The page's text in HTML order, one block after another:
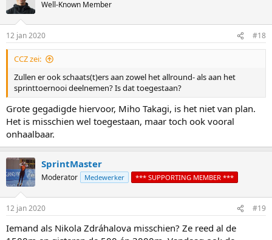
Well-Known Member
12 jan 2020 #18
CCZ zei:
Zullen er ook schaats(t)ers aan zowel het allround- als aan het
sprinttoernooi deelnemen? Is dat toegestaan?
Grote gegadigde hiervoor, Miho Takagi, is het niet van plan.
Het is misschien wel toegestaan, maar toch ook vooral
onhaalbaar.
SprintMaster
Moderator Medewerker *** SUPPORTING MEMBER ***
12 jan 2020 #19
Iemand als Nikola Zdráhalova misschien? Ze reed al de